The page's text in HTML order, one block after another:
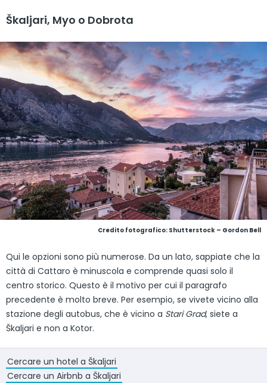
Škaljari, Myo o Dobrota
Credito fotografico: Shutterstock – Gordon Bell
Qui le opzioni sono più numerose. Da un lato, sappiate che la
città di Cattaro è minuscola e comprende quasi solo il
centro storico. Questo è il motivo per cui il paragrafo
precedente è molto breve. Per esempio, se vivete vicino alla
stazione degli autobus, che è vicino a Stari Grad, siete a
Škaljari e non a Kotor.
Cercare un hotel a Škaljari
Cercare un Airbnb a Škaljari